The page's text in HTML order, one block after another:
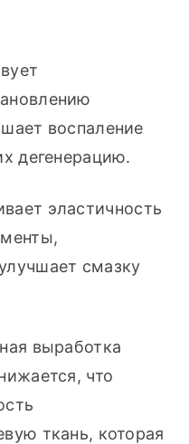
воспаление
дегенерацию.
эластичность
смазку
выработка
что
ткань, которая